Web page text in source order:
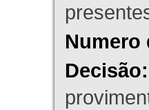
Numero
Decisão: